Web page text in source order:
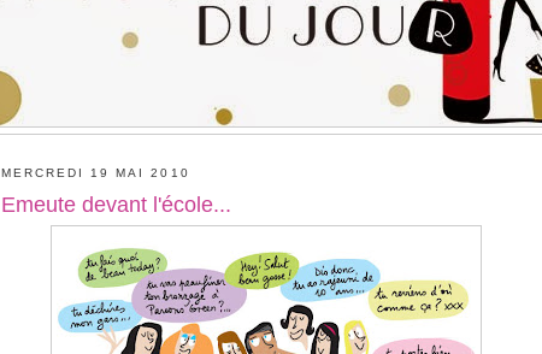
MERCREDI 19 MAI 2010
Emeute devant l'école...